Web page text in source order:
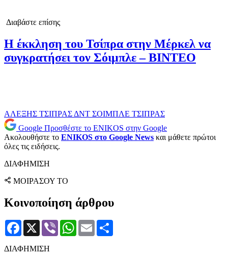
Διαβάστε επίσης
Η έκκληση του Τσίπρα στην Μέρκελ να
συγκρατήσει τον Σόιμπλε – ΒΙΝΤΕΟ
ΑΛΕΞΗΣ ΤΣΙΠΡΑΣ ΔΝΤ ΣΟΙΜΠΛΕ ΤΣΙΠΡΑΣ
Google Προσθέστε το ENIKOS στην Google
Ακολουθήστε το ENIKOS στο Google News και μάθετε πρώτοι
όλες τις ειδήσεις.
ΔΙΑΦΗΜΙΣΗ
ΜΟΙΡΑΣΟΥ ΤΟ
Κοινοποίηση άρθρου
Facebook
X Viber WhatsApp
Email
ΔΙΑΦΗΜΙΣΗ